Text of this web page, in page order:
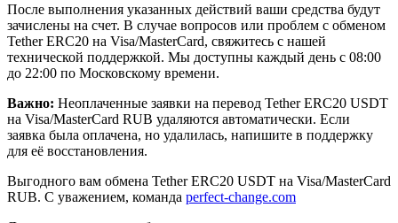
После выполнения указанных действий ваши средства будут
зачислены на счет. В случае вопросов или проблем с обменом
Tether ERC20 на Visa/MasterCard, свяжитесь с нашей
технической поддержкой. Мы доступны каждый день с 08:00
до 22:00 по Московскому времени.
Важно: Неоплаченные заявки на перевод Tether ERC20 USDT
на Visa/MasterCard RUB удаляются автоматически. Если
заявка была оплачена, но удалилась, напишите в поддержку
для её восстановления.
Выгодного вам обмена Tether ERC20 USDT на Visa/MasterCard
RUB. С уважением, команда perfect-change.com